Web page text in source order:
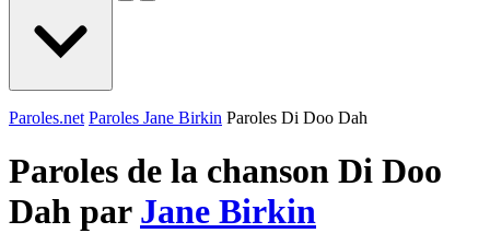
Paroles.net Paroles Jane Birkin Paroles Di Doo Dah
Paroles de la chanson Di Doo
Dah par Jane Birkin